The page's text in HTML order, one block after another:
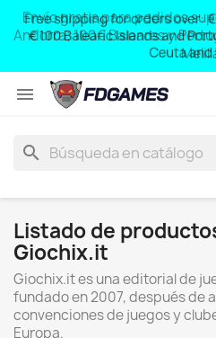
Free shipping for orders over:
€ 100 Balearic Islands and
Ceuta and

search
Listado de
Giochix.it
Giochix.it es una editorial de
fundado en 2007, después de
convenciones de juegos y
Europa.